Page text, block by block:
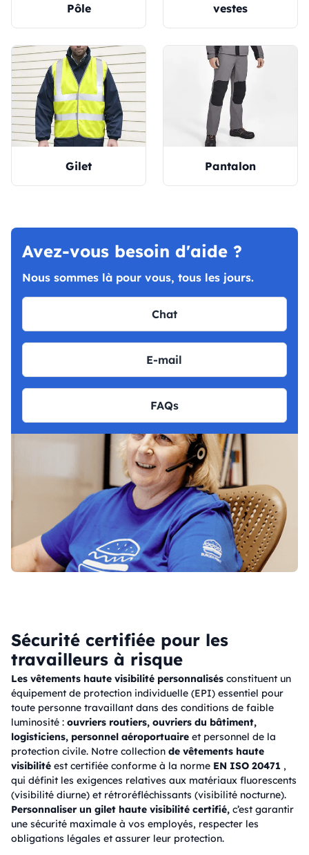
Pôle vestes
Gilet Pantalon
Avez-vous besoin d'aide ?
Nous sommes là pour vous, tous les jours.
Chat
E-mail
FAQs
Sécurité certifiée pour les
travailleurs à risque
Les vêtements haute visibilité personnalisés constituent un
équipement de protection individuelle (EPI) essentiel pour
toute personne travaillant dans des conditions de faible
luminosité : ouvriers routiers, ouvriers du bâtiment,
logisticiens, personnel aéroportuaire et personnel de la
protection civile. Notre collection de vêtements haute
visibilité est certifiée conforme à la norme EN ISO 20471 ,
qui définit les exigences relatives aux matériaux fluorescents
(visibilité diurne) et rétroréfléchissants (visibilité nocturne).
Personnaliser un gilet haute visibilité certifié, c’est garantir
une sécurité maximale à vos employés, respecter les
obligations légales et assurer leur protection.